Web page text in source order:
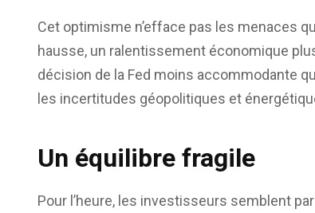
Cet optimisme n’efface pas les menaces
hausse, un ralentissement économique
décision de la Fed moins accommodante
les incertitudes géopolitiques et
Un équilibre fragile
Pour l’heure, les investisseurs semblent